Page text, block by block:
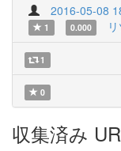
2016-05-08
1 0.000
1
0
収集済み